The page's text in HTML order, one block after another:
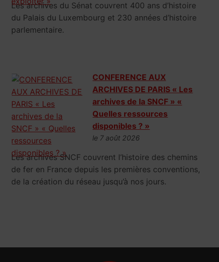
Les archives du Sénat couvrent 400 ans d’histoire
du Palais du Luxembourg et 230 années d’histoire
parlementaire.
CONFERENCE AUX
ARCHIVES DE PARIS « Les
archives de la SNCF » «
Quelles ressources
disponibles ? »
le 7 août 2026
Les archives SNCF couvrent l’histoire des chemins
de fer en France depuis les premières conventions,
de la création du réseau jusqu’à nos jours.